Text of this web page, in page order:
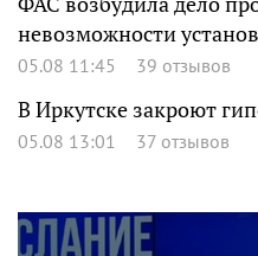
невозможности
05.08 11:45 39 отзывов
В Иркутске закроют
05.08 13:01 37 отзывов